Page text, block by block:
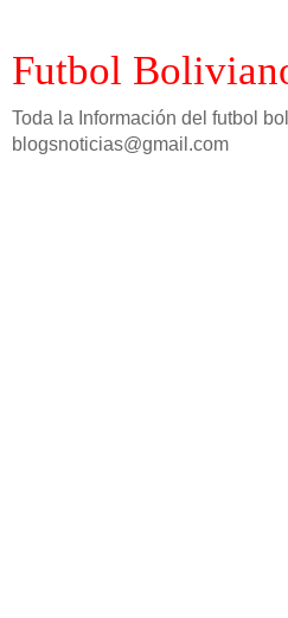
Futbol
Toda la Información del futbol
blogsnoticias@gmail.com